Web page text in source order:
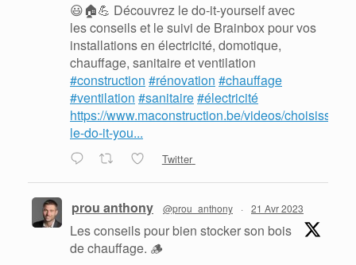
😃🏠💪 Découvrez le do-it-yourself avec
les conseils et le suivi de Brainbox pour vos
installations en électricité, domotique,
chauffage, sanitaire et ventilation
#construction #rénovation #chauffage
#ventilation #sanitaire#électricité
https://www.maconstruction.be/videos/choisissez-
le-do-it-you...
Twitter
prou anthony @prou_anthony · 21 Avr 2023
Les conseils pour bien stocker son bois
de chauffage. 🪵